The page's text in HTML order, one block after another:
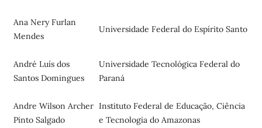
Ana Nery Furlan
Mendes
Universidade Federal do Espírito Santo
André Luís dos
Santos Domingues
Universidade Tecnológica Federal do
Paraná
Andre Wilson Archer
Pinto Salgado
Instituto Federal de Educação, Ciência
e Tecnologia do Amazonas